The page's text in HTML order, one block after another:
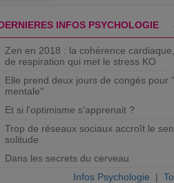
avoir mauvaise
INFOS PSYCHOLOGIE
Zen en 2018 : la cohérence
de respiration qui met le stress KO
Elle prend deux jours de congés pour
mentale"
Et si l'optimisme s'apprenait ?
Trop de réseaux sociaux accroît le
solitude
Dans les secrets du cerveau
Infos Psychologie |